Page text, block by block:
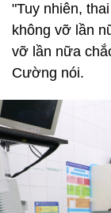
"Tuy nhiên,
không vỡ lần
vỡ lần nữa
Cường nói.